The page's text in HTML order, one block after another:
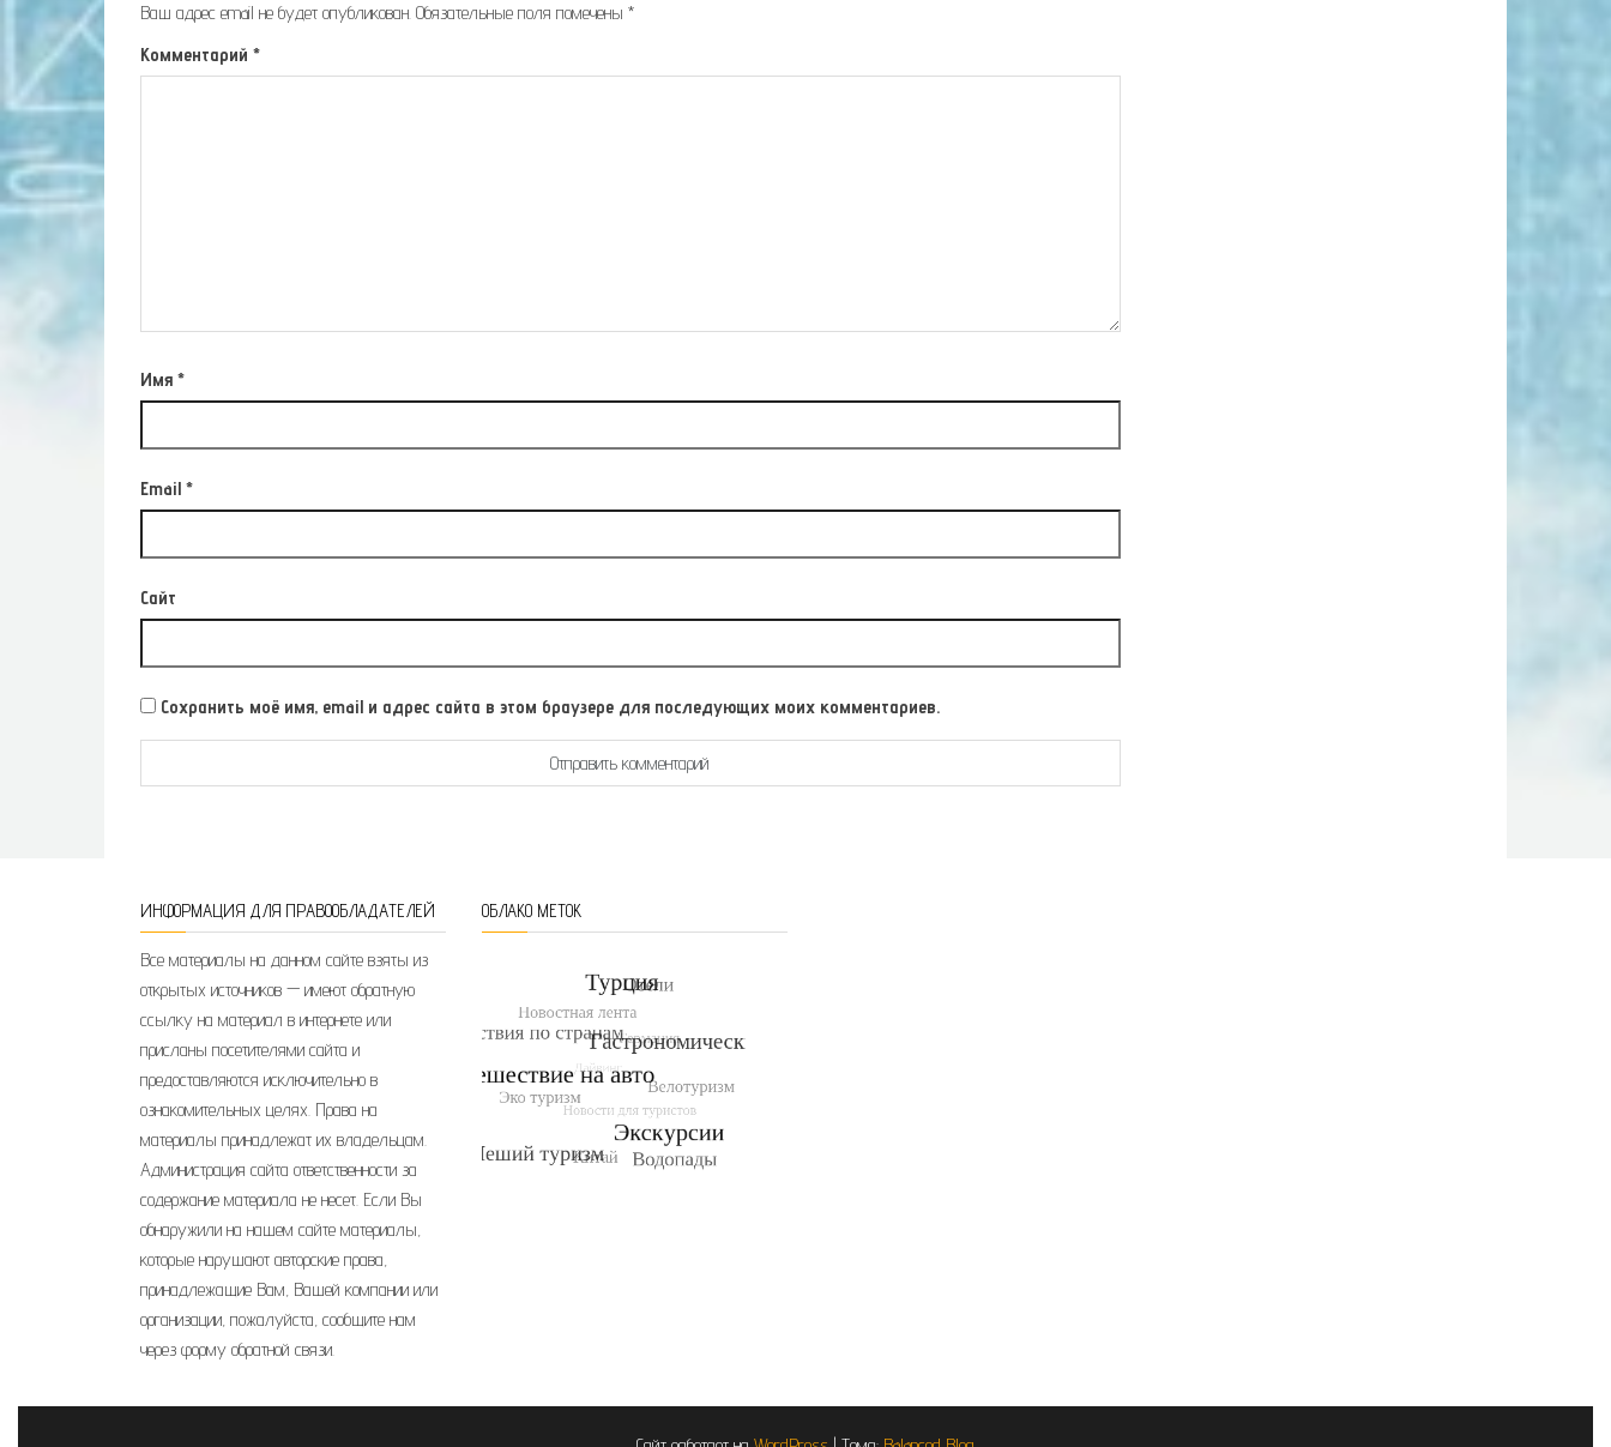
Ваш адрес email не будет опубликован. Обязательные поля помечены *
Комментарий *
Имя *
Email *
Сайт
Сохранить моё имя, email и адрес сайта в этом браузере для последующих моих комментариев.
ИНФОРМАЦИЯ ДЛЯ ПРАВООБЛАДАТЕЛЕЙ
Все материалы на данном сайте взяты из
открытых источников — имеют обратную
ссылку на материал в интернете или
присланы посетителями сайта и
предоставляются исключительно в
ознакомительных целях. Права на
материалы принадлежат их владельцам.
Администрация сайта ответственности за
содержание материала не несет. Если Вы
обнаружили на нашем сайте материалы,
которые нарушают авторские права,
принадлежащие Вам, Вашей компании или
организации, пожалуйста, сообщите нам
через форму обратной связи.
ОБЛАКО МЕТОК